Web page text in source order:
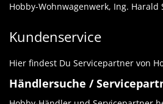
Hobby-Wohnwagenwerk, Ing. Harald
Kundenservice
Hier findest Du Servicepartner von
Händlersuche /